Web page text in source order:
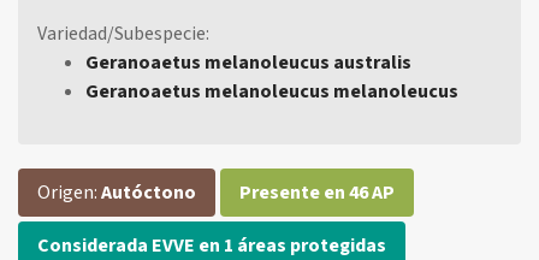
Variedad/Subespecie:
Geranoaetus melanoleucus australis
Geranoaetus melanoleucus melanoleucus
Origen:Autóctono
Presente en 46 AP
Considerada EVVE en 1 áreas protegidas